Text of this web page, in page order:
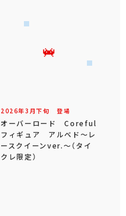
2026年3 月下旬 登場
オーバーロード Coreful
フィギュア アルベド～レ
ースクイーンver.～（タイ
クレ限定）